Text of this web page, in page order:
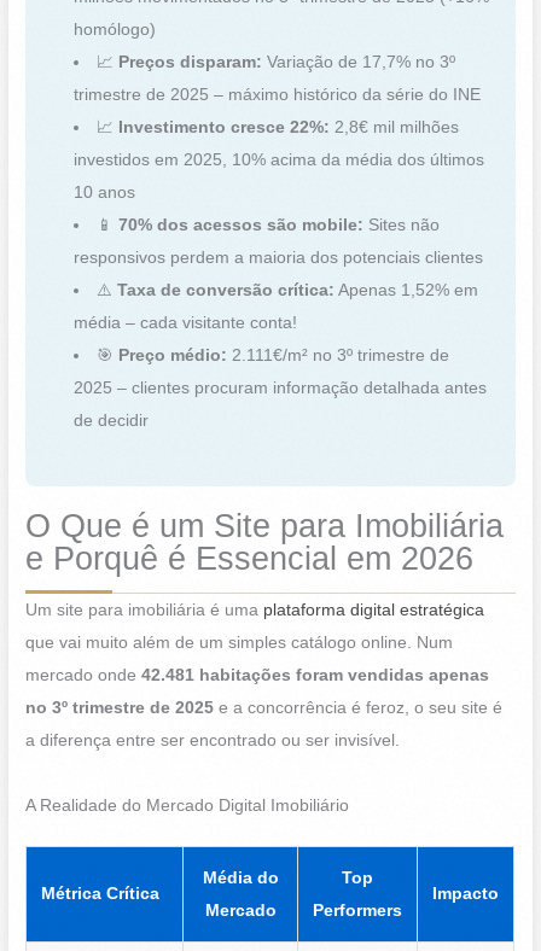
homólogo)
📈 Preços disparam: Variação de 17,7% no 3º
trimestre de 2025 – máximo histórico da série do INE
📈
Investimento cresce 22%: 2,8€ mil milhões
investidos em 2025, 10% acima da média dos últimos
10 anos
📱 70% dos acessos são mobile: Sites não
responsivos perdem a maioria dos potenciais clientes
⚠️ Taxa de conversão crítica: Apenas 1,52% em
média – cada visitante conta!
🎯 Preço médio: 2.111€/m² no 3º trimestre de
2025 – clientes procuram informação detalhada antes
de decidir
O Que é um Site para Imobiliária
e Porquê é Essencial em 2026
Um site para imobiliária é uma plataforma digital estratégica
que vai muito além de um simples catálogo online. Num
mercado onde42.481 habitações foram vendidas apenas
no 3º trimestre de 2025 e a concorrência é feroz, o seu site é
a diferença entre ser encontrado ou ser invisível.
A Realidade do Mercado Digital Imobiliário
Métrica Crítica
Média do
Mercado
Top
Performers
Impacto